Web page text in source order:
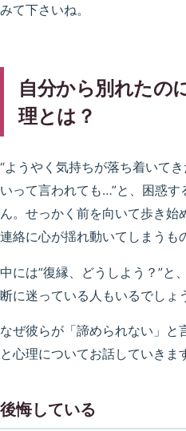
みて下さいね。
自分から別れたの
理とは？
“ようやく気持ちが落ち着いて
いって言われても…”と、困惑
ん。せっかく前を向いて歩き始
連絡に心が揺れ動いてしまうも
中には”復縁、どうしよう？”と
断に迷っている人もいるでしょ
なぜ彼らが「諦められない」と
と心理についてお話していきま
後悔している